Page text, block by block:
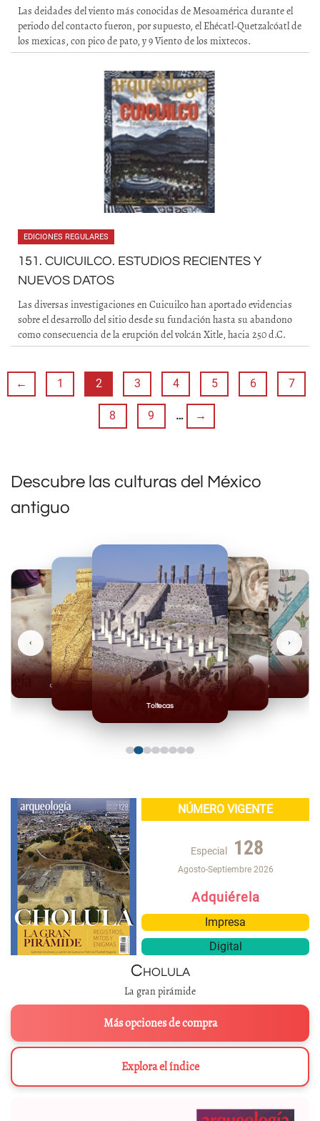
Las deidades del viento más conocidas de Mesoamérica durante el
periodo del contacto fueron, por supuesto, el Ehécatl-Quetzalcóatl de
los mexicas, con pico de pato, y 9 Viento de los mixtecos.
EDICIONES REGULARES
151. CUICUILCO. ESTUDIOS RECIENTES Y
NUEVOS DATOS
Las diversas investigaciones en Cuicuilco han aportado evidencias
sobre el desarrollo del sitio desde su fundación hasta su abandono
como consecuencia de la erupción del volcán Xitle, hacia 250 d.C.
← 1 2 3 4 5 6 7
8 9 … →
Descubre las culturas del México
antiguo
Toltecas
Mexicas
Olmecas
‹ ›
NÚMERO VIGENTE
Especial 128
Agosto-Septiembre 2026
Adquiérela
Impresa
Digital
Cholula
La gran pirámide
Más opciones de compra
Explora el índice